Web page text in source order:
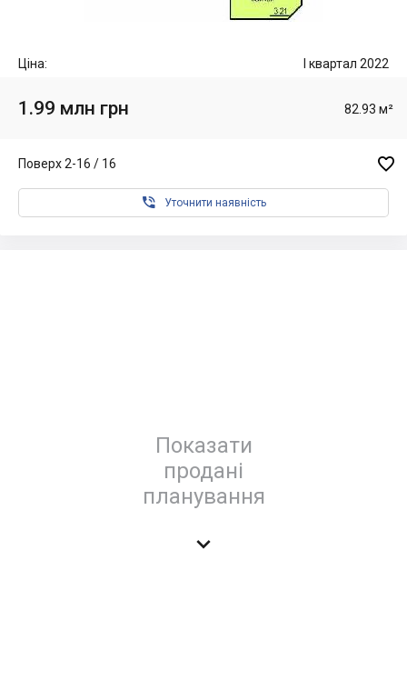
Ціна: I квартал 2022
1.99 млн грн 82.93 м²
Поверх 2-16 / 16 
 Уточнити наявність
Показати
продані
планування
